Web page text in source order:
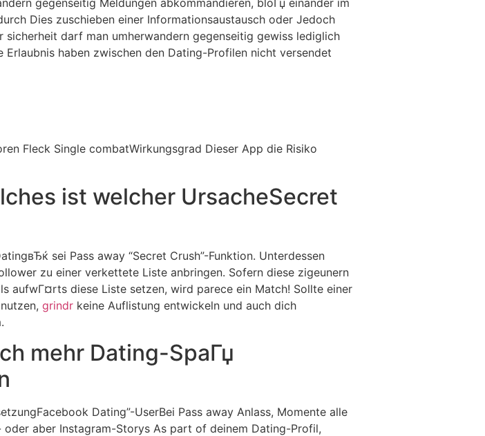
gegenseitig Meldungen abkommandieren, bloГџ einander im
Dies zuschieben einer Informationsaustausch oder Jedoch
sicherheit darf man umherwandern gegenseitig gewiss lediglich
haben zwischen den Dating-Profilen nicht versendet
Fleck Single combatWirkungsgrad Dieser App die Risiko
ist welcher UrsacheSecret
sei Pass away “Secret Crush”-Funktion. Unterdessen
zu einer verkettete Liste anbringen. Sofern diese zigeunern
aufwГ¤rts diese Liste setzen, wird parece ein Match! Sollte einer
grindr keine Auflistung entwickeln und auch dich
mehr Dating-SpaГџ
Dating”-UserBei Pass away Anlass, Momente alle
aber Instagram-Storys As part of deinem Dating-Profil,